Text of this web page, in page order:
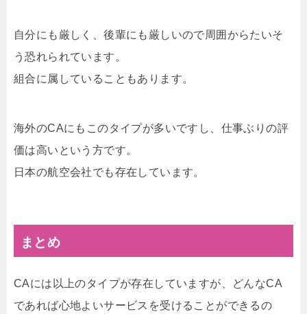
自分にも厳しく、後輩にも厳しいので周囲からたいそ
う恐れられています。
組合に属していることもあります。
海外のCAにもこのタイプが多いですし、仕事ぶりの評
価は高いという方です。
日本の航空会社でも存在しています。
まとめ
CAには以上のタイプが存在していますが、どんなCA
であれば心地よいサービスを受けることができるの